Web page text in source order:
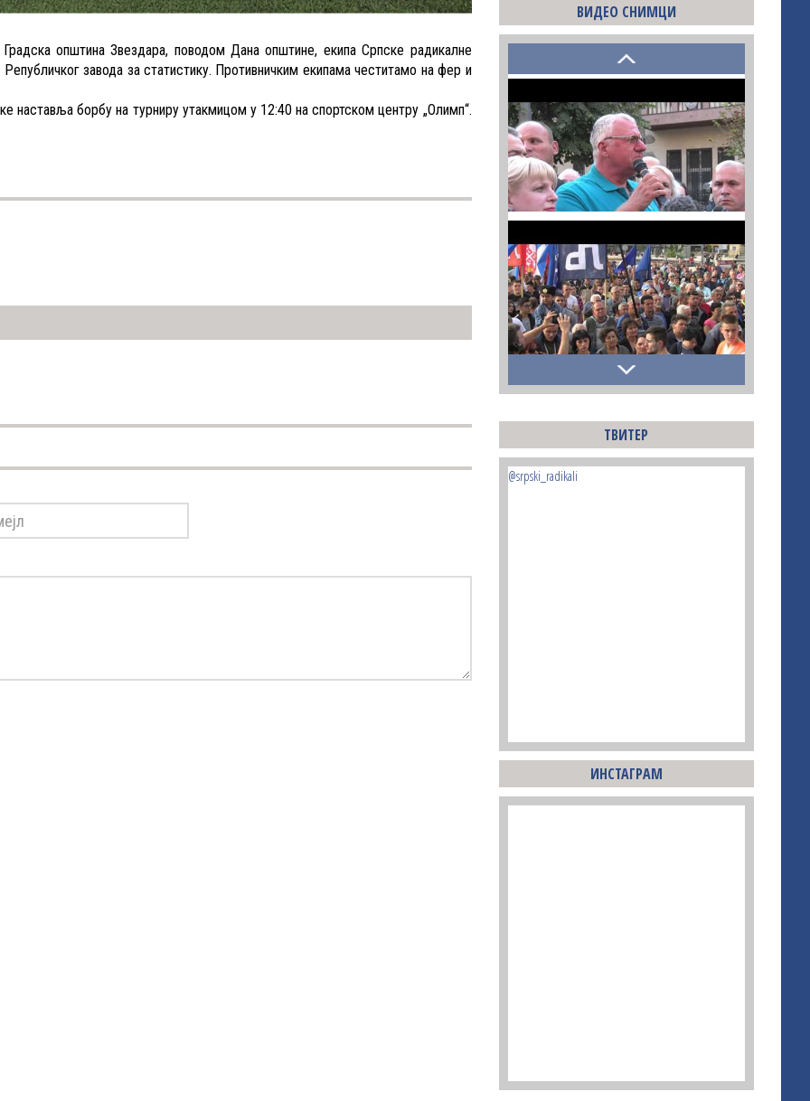
општина Звездара, поводом Дана општине, екипа Српске радикалне
завода за статистику. Противничким екипама честитамо на фер и
наставља борбу на турниру утакмицом у 12:40 на спортском центру „Олимп“.
ВИДЕО СНИМЦИ
ТВИТЕР
@srpski_radikali
ИНСТАГРАМ